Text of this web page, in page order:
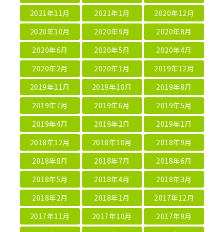
2021年11月
2021年1月
2020年12月
2020年10月
2020年9月
2020年8月
2020年6月
2020年5月
2020年4月
2020年2月
2020年1月
2019年12月
2019年11月
2019年10月
2019年8月
2019年7月
2019年6月
2019年5月
2019年4月
2019年2月
2019年1月
2018年12月
2018年10月
2018年9月
2018年8月
2018年7月
2018年6月
2018年5月
2018年4月
2018年3月
2018年2月
2018年1月
2017年12月
2017年11月
2017年10月
2017年9月